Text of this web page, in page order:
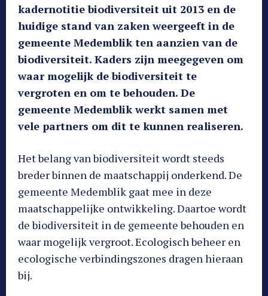
kadernotitie biodiversiteit uit 2013 en de
huidige stand van zaken weergeeft in de
gemeente Medemblik ten aanzien van de
biodiversiteit. Kaders zijn meegegeven om
waar mogelijk de biodiversiteit te
vergroten en om te behouden. De
gemeente Medemblik werkt samen met
vele partners om dit te kunnen realiseren.
Het belang van biodiversiteit wordt steeds
breder binnen de maatschappij onderkend. De
gemeente Medemblik gaat mee in deze
maatschappelijke ontwikkeling. Daartoe wordt
de biodiversiteit in de gemeente behouden en
waar mogelijk vergroot. Ecologisch beheer en
ecologische verbindingszones dragen hieraan
bij.